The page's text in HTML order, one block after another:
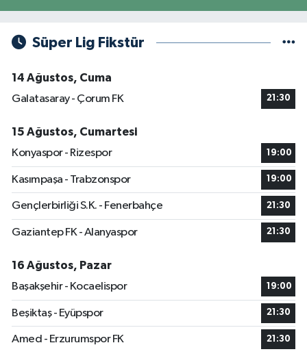
Süper Lig Fikstür
14 Ağustos, Cuma
Galatasaray - Çorum FK
21:30
15 Ağustos, Cumartesi
Konyaspor - Rizespor
19:00
Kasımpaşa - Trabzonspor 19:00
Gençlerbirliği S.K. - Fenerbahçe 21:30
Gaziantep FK - Alanyaspor 21:30
16 Ağustos, Pazar
Başakşehir - Kocaelispor
19:00
Beşiktaş - Eyüpspor 21:30
Amed - Erzurumspor FK 21:30